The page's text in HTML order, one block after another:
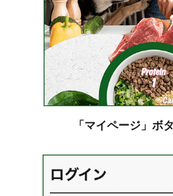
「マイページ」ボ